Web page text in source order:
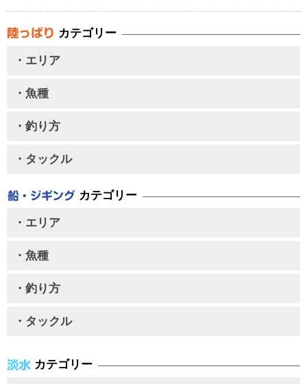
カテゴリー
・エリア
・魚種
・釣り方
・タックル
カテゴリー
・エリア
・魚種
・釣り方
・タックル
カテゴリー